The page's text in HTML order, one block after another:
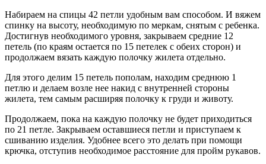
Набираем на спицы 42 петли удобным вам способом. И вяжем
спинку на высоту, необходимую по меркам, снятым с ребенка.
Достигнув необходимого уровня, закрываем средние 12
петель (по краям остается по 15 петелек с обеих сторон) и
продолжаем вязать каждую полочку жилета отдельно.
Для этого делим 15 петель пополам, находим среднюю 1
петлю и делаем возле нее накид с внутренней стороны
жилета, тем самым расширяя полочку к груди и животу.
Продолжаем, пока на каждую полочку не будет приходиться
по 21 петле. Закрываем оставшиеся петли и приступаем к
сшиванию изделия. Удобнее всего это делать при помощи
крючка, отступив необходимое расстояние для пройм рукавов.